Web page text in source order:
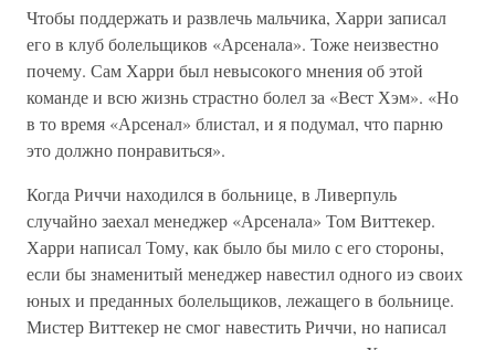
Чтобы поддержать и развлечь мальчика, Харри записал
его в клуб болельщиков «Арсенала». Тоже неизвестно
почему. Сам Харри был невысокого мнения об этой
команде и всю жизнь страстно болел за «Вест Хэм». «Но
в то время «Арсенал» блистал, и я подумал, что парню
это должно понравиться».
Когда Риччи находился в больнице, в Ливерпуль
случайно заехал менеджер «Арсенала» Том Виттекер.
Харри написал Тому, как было бы мило с его стороны,
если бы знаменитый менеджер навестил одного иэ своих
юных и преданных болельщиков, лежащего в больнице.
Мистер Виттекер не смог навестить Риччи, но написал